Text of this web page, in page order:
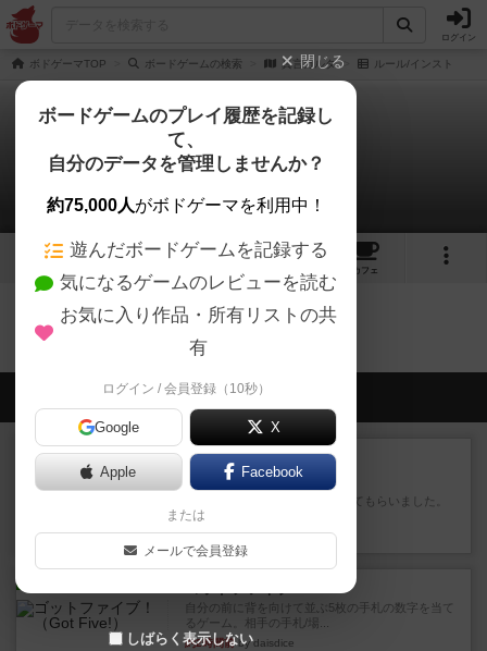
ログイン
ボドゲーマTOP ボードゲームの検索 真言カルタ ルール/インスト
真言カルタ
0件のルール/インスト
3 1
カフェ
真言カルタのトップに戻る
会員の新しい投稿
レビュー
オラニエンブルガー運河
友人の所持してるゲームをさせてもらいました。
順番にできる作業のいずれか...
20分前by おっちょこちょい
自分の前に背を向けて並ぶ5枚の手札の数字を当て
るゲーム。相手の手札/場...
約2時間前by daisdice
閉じる
ボードゲームのプレイ履歴を記録し
て、
自分のデータを管理しませんか？
約75,000人がボドゲーマを利用中！
遊んだボードゲームを記録する
気になるゲームのレビューを読む
お気に入り作品・所有リストの共
有
ログイン / 会員登録（10秒）
Google X
Apple Facebook
または
メールで会員登録
しばらく表示しない